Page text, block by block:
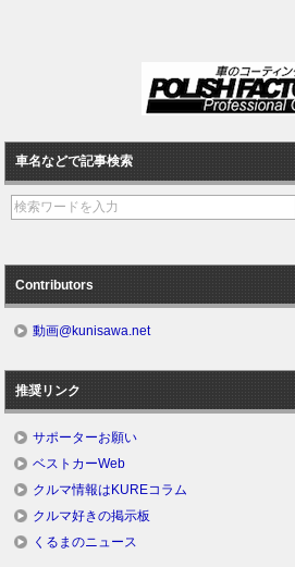
車名などで記事検索
Contributors
動画@kunisawa.net
推奨リンク
サポーターお願い
ベストカーWeb
クルマ情報はKUREコラム
クルマ好きの掲示板
くるまのニュース